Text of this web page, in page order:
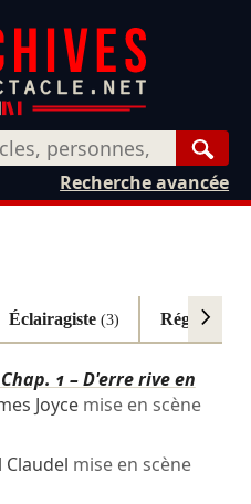
Recherche avancée
Éclairagiste (3) Régisseur
1 – D'erre rive en
Joycemise en scène
Claudel mise en scène